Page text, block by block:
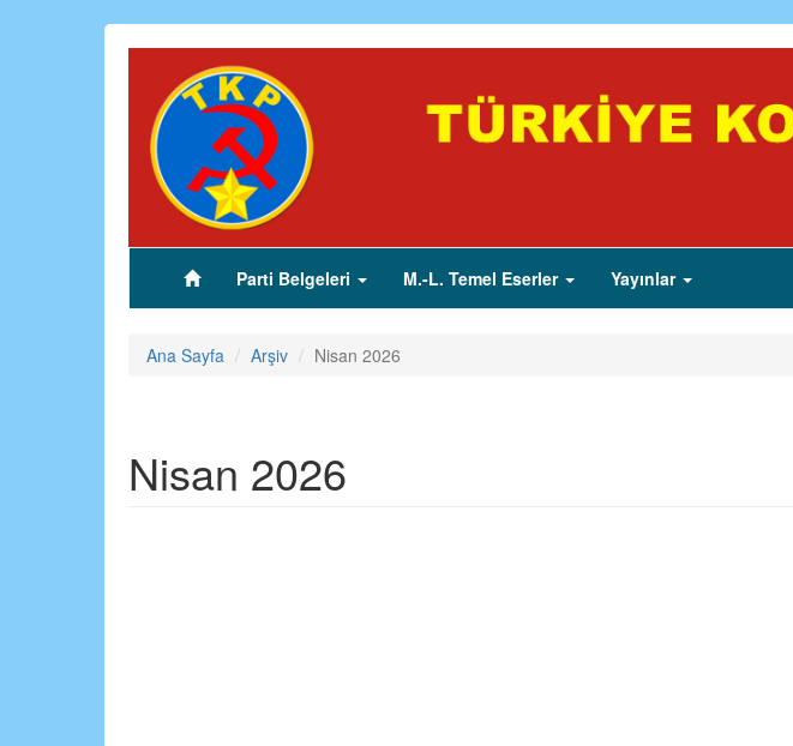
(current)Parti Belgeleri M.-L. Temel Eserler Yayınlar
Ana Sayfa Arşiv Nisan 2026
Nisan 2026